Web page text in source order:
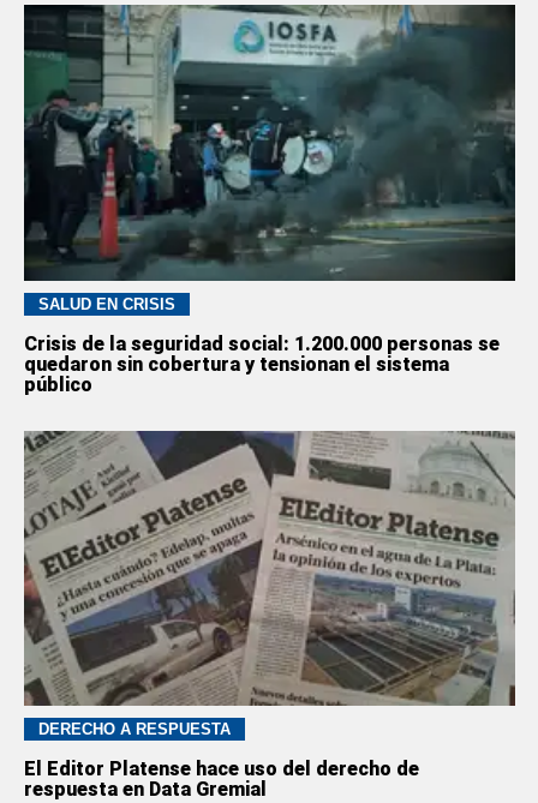
SALUD EN CRISIS
Crisis de la seguridad social: 1.200.000 personas se
quedaron sin cobertura y tensionan el sistema
público
DERECHO A RESPUESTA
El Editor Platense hace uso del derecho de
respuesta en Data Gremial